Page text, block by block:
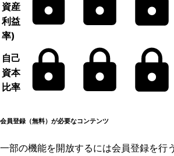
資産
利益
率)
自己
資本
比率
会員登録（無料）が必要なコンテンツ
一部の機能を開放するには会員登録を行